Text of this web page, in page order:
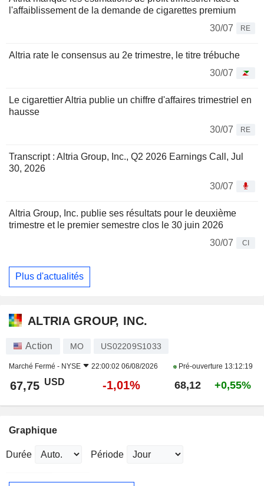
l'affaiblissement de la demande de cigarettes premium
30/07
RE
Altria rate le consensus au 2e trimestre, le titre trébuche
30/07
Le cigarettier Altria publie un chiffre d'affaires trimestriel en
hausse
30/07
RE
Transcript : Altria Group, Inc., Q2 2026 Earnings Call, Jul
30, 2026
30/07
Altria Group, Inc. publie ses résultats pour le deuxième
trimestre et le premier semestre clos le 30 juin 2026
30/07
CI
Plus d'actualités
ALTRIA GROUP, INC.
Action MO US02209S1033
Marché Fermé - NYSE 22:00:02 06/08/2026 Pré-ouverture 13:12:19
67,75 USD -1,01% 68,12 +0,55%
Graphique
Durée Période